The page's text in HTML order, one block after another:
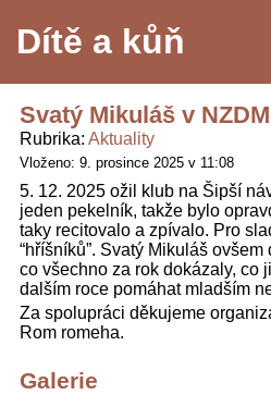
Dítě a kůň
Svatý Mikuláš v
Rubrika Aktuality
Vloženo: 9. prosince 2025 v 11:08
5. 12. 2025 ožil klub na Šipší
jeden pekelník, takže bylo
taky recitovalo a zpívalo. Pro
“hříšníků”. Svatý Mikuláš
co všechno za rok dokázaly, co
dalším roce pomáhat mladším
Za spolupráci děkujeme
Rom romeha.
Galerie